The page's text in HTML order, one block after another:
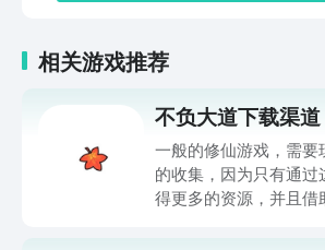
相关游戏推荐
不负大道下载渠道
一般的修仙游戏，需要
的收集，因为只有通
得更多的资源，并且借